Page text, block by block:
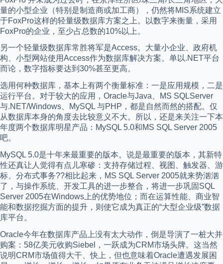
量的小型企业（特别是制造商或加工商），仍然将MIS系统建立
于FoxPro这样的轻量级数据库方案之上。以数字来衡量，采用
FoxPro的企业，至少占总数的10%以上。
另一个轻量级数据库常胜将军是Access。大量小企业、政府机
构、小型网站使用Access作为数据库解决方案。单以.NET平台
而论，数字指标要达到30%甚至更高。
选用何种数据库，基本上有两个衡量标准：一是应用规模，二是
运行平台。对于较大的应用，Oracle与Java、MS SQLServer
与.NET/Windows、MySQL 与PHP，都是自然而然的搭配。仅
从数据库本身的角度去比较意义不大。所以，还是来关注一下本
年度两个数据库明星产品：MySQL 5.0和MS SQL Server 2005
吧。
MySQL 5.0是十年来最重要的版本。说是最重要的版本，其新特
性还真让人觉得有点儿寒碜：支持存储过程、视图、触发器、游
标、分布式事务??相比起来，MS SQL Server 2005就来势汹汹
了，与操作系统、开发工具的进一步整合，将进一步巩固SQL
Server 2005在Windows上的优势地位；而在运算性能、商业智
能和数据挖掘方面的提升，则使它成为真正的“大型企业级”数据
库平台。
Oracle今年在数据库产品上没有太大动作，倒是导演了一桩大并
购案：58亿美元收购Siebel，一跃成为CRM市场头牌。这当然
说明CRM市场值得大干、快上，但也意味着Oracle遭遇发展困